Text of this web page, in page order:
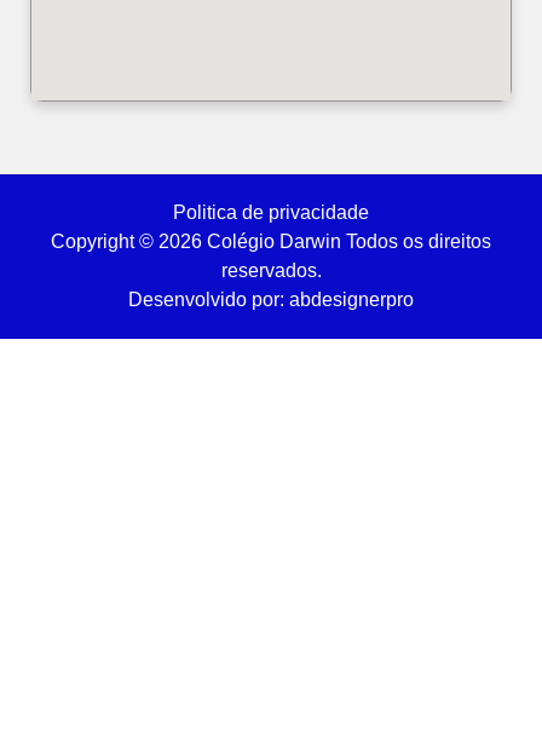
Politica de privacidade
Copyright © 2026 Colégio Darwin Todos os direitos
reservados.
Desenvolvido por: abdesignerpro